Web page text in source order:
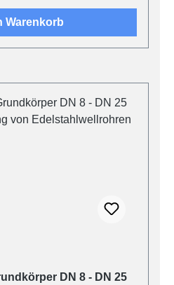
Warenkorb
DN 8 - DN 25